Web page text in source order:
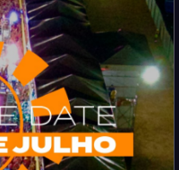
na região de
exclusivas e muito mais.